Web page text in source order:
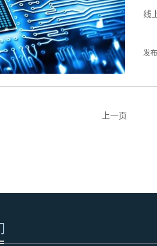
线
发
上一页